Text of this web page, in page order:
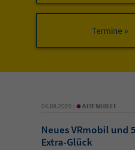
04.08.2026 | • ALTENHILFE
Neues VRmobil und
Extra-Glück